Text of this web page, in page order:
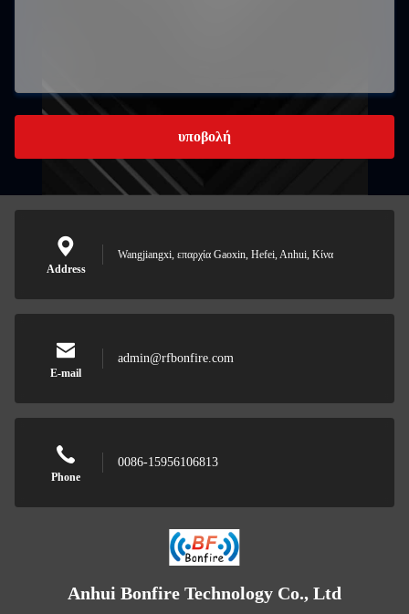
υποβολή
Address
Wangjiangxi, επαρχία Gaoxin, Hefei, Anhui, Κίνα
E-mail
admin@rfbonfire.com
Phone
0086-15956106813
Anhui Bonfire Technology Co., Ltd